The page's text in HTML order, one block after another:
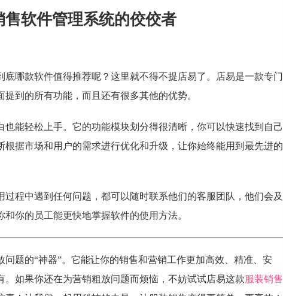
售软件管理系统的佼佼者
哪款软件值得推荐呢？这里就不得不提店易了。店易是一款专门
到的所有功能，而且还有很多其他的优势。
能轻松上手。它的功能模块划分得很清晰，你可以快速找到自己
据市场和用户的需求进行优化和升级，让你始终能用到最先进的
程中遇到任何问题，都可以随时联系他们的客服团队，他们会及
你的员工能更快地掌握软件的使用方法。
题的“神器”。它能让你的销售和营销工作更加高效、精准、安
如果你还在为营销粗放问题而烦恼，不妨试试店易这款服装销售